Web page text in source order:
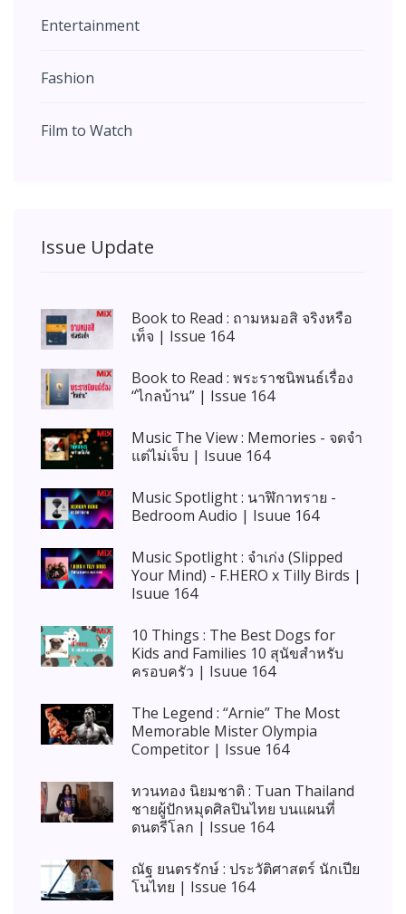
Entertainment
Fashion
Film to Watch
Issue Update
Book to Read : ถามหมอสิ จริงหรือ
เท็จ | Issue 164
Book to Read : พระราชนิพนธ์เรื่อง
“ไกลบ้าน” | Issue 164
Music The View : Memories - จดจำ
แต่ไม่เจ็บ | Isuue 164
Music Spotlight : นาฬิกาทราย -
Bedroom Audio | Isuue 164
Music Spotlight : จำเก่ง (Slipped
Your Mind) - F.HERO x Tilly Birds |
Isuue 164
10 Things : The Best Dogs for
Kids and Families 10 สุนัขสำหรับ
ครอบครัว | Isuue 164
The Legend : “Arnie” The Most
Memorable Mister Olympia
Competitor | Issue 164
ทวนทอง นิยมชาติ : Tuan Thailand
ชายผู้ปักหมุดศิลปินไทย บนแผนที่
ดนตรีโลก | Issue 164
ณัฐ ยนตรรักษ์ : ประวัติศาสตร์ นักเปีย
โนไทย | Issue 164